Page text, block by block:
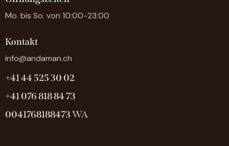
Mo. bis So. von 10:00-23:00
Kontakt
info@andaman.ch
+41 44 525 30 02
+41 076 818 84 73
0041768188473WA